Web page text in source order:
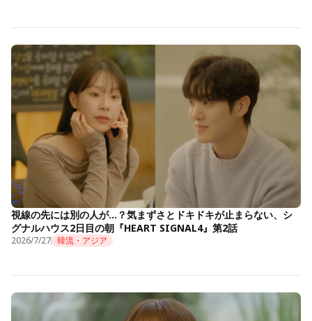
視線の先には別の人が…？気まずさとドキドキが止まらない、シ
グナルハウス2日目の朝『HEART SIGNAL4』第2話
2026/7/27 韓流・アジア